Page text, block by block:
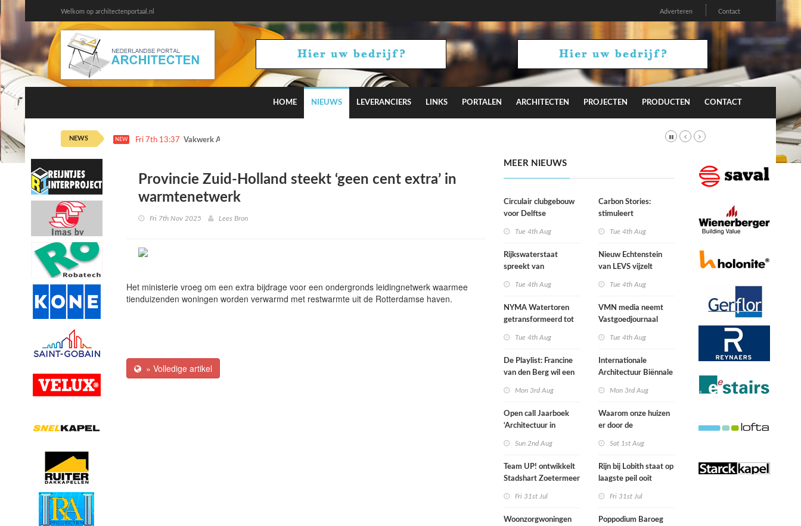
Welkom op architectenportaal.nl Adverteren Contact
HOME NIEUWS LEVERANCIERS LINKS PORTALEN ARCHITECTEN PROJECTEN PRODUCTEN CONTACT
NEWS NEW Fri 7th 13:37 Vakwerk Architecten draagt met Camden Town bij aan Hyde Park
Provincie Zuid-Holland steekt ‘geen cent extra’ in
warmtenetwerk
Fri 7th Nov 2025 Lees Bron
Het ministerie vroeg om een extra bijdrage voor een ondergronds leidingnetwerk waarmee
tienduizenden woningen worden verwarmd met restwarmte uit de Rotterdamse haven.
» Volledige artikel
MEER NIEUWS
Circulair clubgebouw
voor Delftse
Tue 4th Aug
Rijkswaterstaat
spreekt van
door droogte
Tue 4th Aug
NYMA Watertoren
getransformeerd tot
makersplaats in
Nijmegen
Tue 4th Aug
De Playlist: Francine
van den Berg wil een
Mon 3rd Aug
Open call Jaarboek
‘Architectuur in
Sun 2nd Aug
Team UP! ontwikkelt
Stadshart Zoetermeer
Fri 31st Jul
Woonzorgwoningen
Carbon Stories:
stimuleert
duurzaam gedrag?
Tue 4th Aug
Nieuw Echtenstein
van LEVS vijzelt
restruimte op
Tue 4th Aug
VMN media neemt
Vastgoedjournaal
Tue 4th Aug
Internationale
Architectuur Biënnale
Mon 3rd Aug
Waarom onze huizen
er door de
anders gaan uitzien
Sat 1st Aug
Rijn bij Lobith staat op
laagste peil ooit
Fri 31st Jul
Poppodium Baroeg